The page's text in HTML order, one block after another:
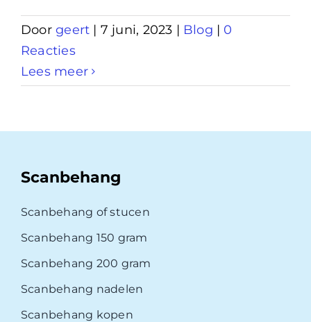
Doorgeert | 7 juni, 2023 | Blog | 0
Reacties
Lees meer
Scanbehang
Scanbehang of stucen
Scanbehang 150 gram
Scanbehang 200 gram
Scanbehang nadelen
Scanbehang kopen